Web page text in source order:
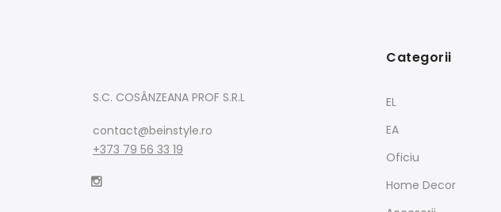
S.C. COSÂNZEANA PROF S.R.L
contact@beinstyle.ro
+373 79 56 33 19
Categorii
EL
EA
Oficiu
Home Decor